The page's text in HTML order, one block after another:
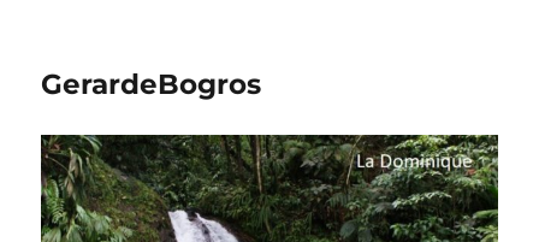
GerardeBogros